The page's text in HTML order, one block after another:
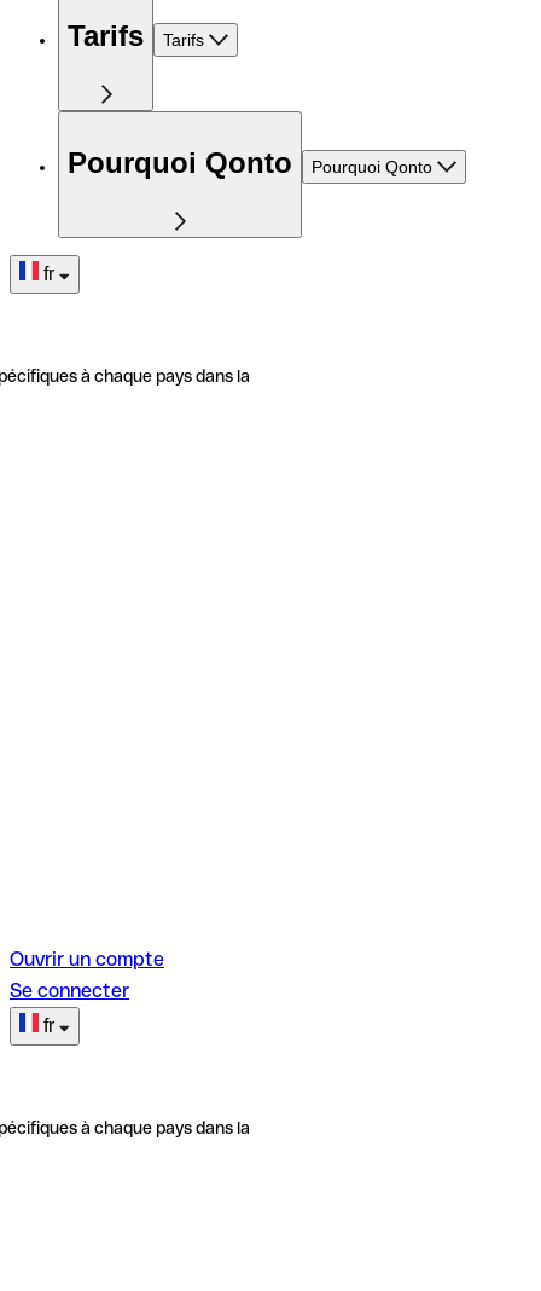
Tarifs Tarifs
Pourquoi Qonto Pourquoi Qonto
fr
à chaque pays dans la
Ouvrir un compte
Se connecter
fr
à chaque pays dans la